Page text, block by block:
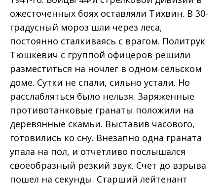
ожесточенных боях оставляли Тихвин. В 30-
градусный мороз шли через леса,
постоянно сталкиваясь с врагом. Политрук
Тюшкевич с группой офицеров решили
разместиться на ночлег в одном сельском
доме. Сутки не спали, сильно устали. Но
расслабляться было нельзя. Заряженные
противотанковые гранаты положили на
деревянные скамьи. Выставив часового,
готовились ко сну. Внезапно одна граната
упала на пол, и отчетливо послышался
своеобразный резкий звук. Счет до взрыва
пошел на секунды. Старший лейтенант